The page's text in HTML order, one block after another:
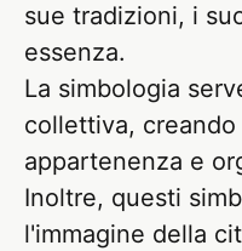
sue tradizioni, i
essenza.
La simbologia
collettiva,
appartenenza e
Inoltre, questi
l'immagine della